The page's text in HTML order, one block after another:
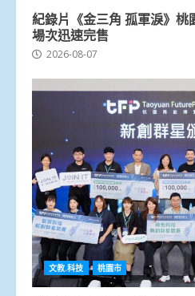
紀錄片《金三角 孤軍淚》
場次迅速完售
2026-08-07
文教.科技 桃園市